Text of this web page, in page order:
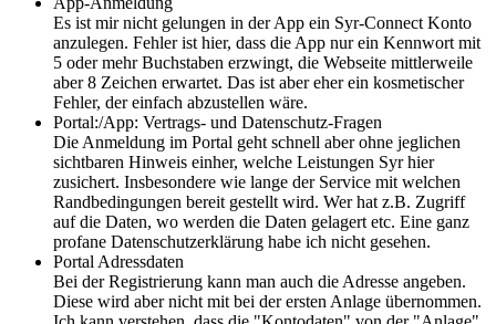
Es ist mir nicht gelungen in der App ein Syr-Connect Konto
anzulegen. Fehler ist hier, dass die App nur ein Kennwort mit
5 oder mehr Buchstaben erzwingt, die Webseite mittlerweile
aber 8 Zeichen erwartet. Das ist aber eher ein kosmetischer
Fehler, der einfach abzustellen wäre.
Portal:/App: Vertrags- und Datenschutz-Fragen
Die Anmeldung im Portal geht schnell aber ohne jeglichen
sichtbaren Hinweis einher, welche Leistungen Syr hier
zusichert. Insbesondere wie lange der Service mit welchen
Randbedingungen bereit gestellt wird. Wer hat z.B. Zugriff
auf die Daten, wo werden die Daten gelagert etc. Eine ganz
profane Datenschutzerklärung habe ich nicht gesehen.
Portal Adressdaten
Bei der Registrierung kann man auch die Adresse angeben.
Diese wird aber nicht mit bei der ersten Anlage übernommen.